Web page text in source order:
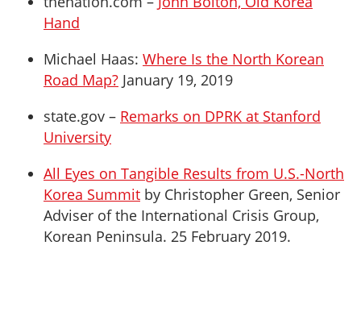
Hand
Michael Haas: Where Is the North Korean
Road Map? January 19, 2019
state.gov – Remarks on DPRK at Stanford
University
All Eyes on Tangible Results from U.S.-North
Korea Summit by Christopher Green, Senior
Adviser of the International Crisis Group,
Korean Peninsula. 25 February 2019.